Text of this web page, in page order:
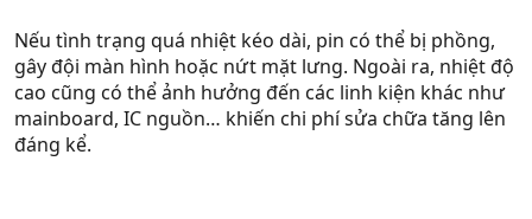
Nếu tình trạng quá nhiệt kéo dài, pin có thể bị phồng,
gây đội màn hình hoặc nứt mặt lưng. Ngoài ra, nhiệt độ
cao cũng có thể ảnh hưởng đến các linh kiện khác như
mainboard, IC nguồn… khiến chi phí sửa chữa tăng lên
đáng kể.